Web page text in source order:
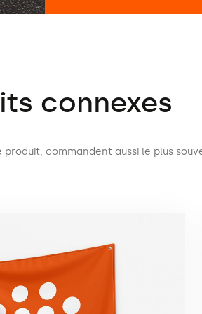
connexes
commandent aussi le plus